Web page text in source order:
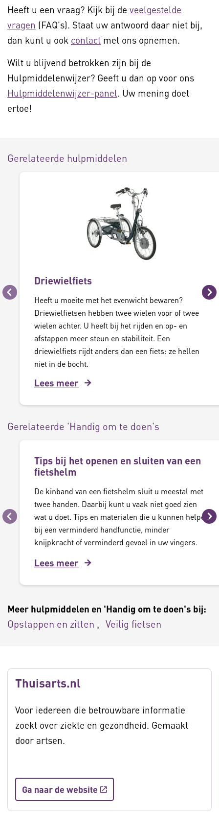
Heeft u een vraag? Kijk bij de veelgestelde
vragen (FAQ's). Staat uw antwoord daar niet bij,
dan kunt u ook contact met ons opnemen.
Wilt u blijvend betrokken zijn bij de
Hulpmiddelenwijzer? Geeft u dan op voor ons
Hulpmiddelenwijzer-panel. Uw mening doet
ertoe!
Gerelateerde hulpmiddelen
Vorige
Driewielfiets
Heeft u moeite met het evenwicht bewaren?
Driewielfietsen hebben twee wielen voor of twee
wielen achter. U heeft bij het rijden en op- en
afstappen meer steun en stabiliteit. Een
driewielfiets rijdt anders dan een fiets: ze hellen
niet in de bocht.
Lees meer
Gerelateerde 'Handig om te doen's
Vorige
Tips bij het openen en sluiten van een
fietshelm
De kinband van een fietshelm sluit u meestal met
twee handen. Daarbij kunt u vaak niet goed zien
wat u doet. Tips en materialen die u kunnen helpen
bij een verminderd handfunctie, minder
knijpkracht of verminderd gevoel in uw vingers.
Lees meer
Meer hulpmiddelen en 'Handig om te doen's bij:
Opstappen en zitten Veilig fietsen
Thuisarts.nl
Voor iedereen die betrouwbare informatie
zoekt over ziekte en gezondheid. Gemaakt
door artsen.
Ga naar de website